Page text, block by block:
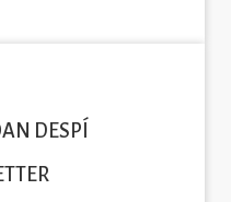
DESPÍ